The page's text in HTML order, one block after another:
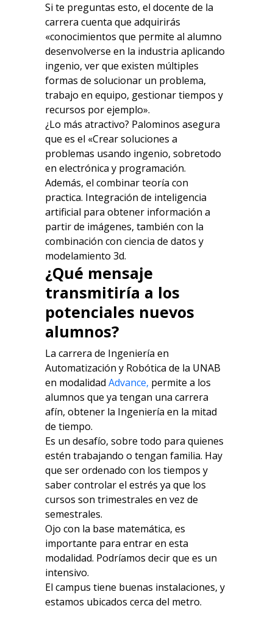
Si te preguntas esto, el docente de la
carrera cuenta que adquirirás
«conocimientos que permite al alumno
desenvolverse en la industria aplicando
ingenio, ver que existen múltiples
formas de solucionar un problema,
trabajo en equipo, gestionar tiempos y
recursos por ejemplo».
¿Lo más atractivo? Palominos asegura
que es el «Crear soluciones a
problemas usando ingenio, sobretodo
en electrónica y programación.
Además, el combinar teoría con
practica. Integración de inteligencia
artificial para obtener información a
partir de imágenes, también con la
combinación con ciencia de datos y
modelamiento 3d.
¿Qué mensaje
transmitiría a los
potenciales nuevos
alumnos?
La carrera de Ingeniería en
Automatización y Robótica de la UNAB
en modalidad Advance, permite a los
alumnos que ya tengan una carrera
afín, obtener la Ingeniería en la mitad
de tiempo.
Es un desafío, sobre todo para quienes
estén trabajando o tengan familia. Hay
que ser ordenado con los tiempos y
saber controlar el estrés ya que los
cursos son trimestrales en vez de
semestrales.
Ojo con la base matemática, es
importante para entrar en esta
modalidad. Podríamos decir que es un
intensivo.
El campus tiene buenas instalaciones, y
estamos ubicados cerca del metro.